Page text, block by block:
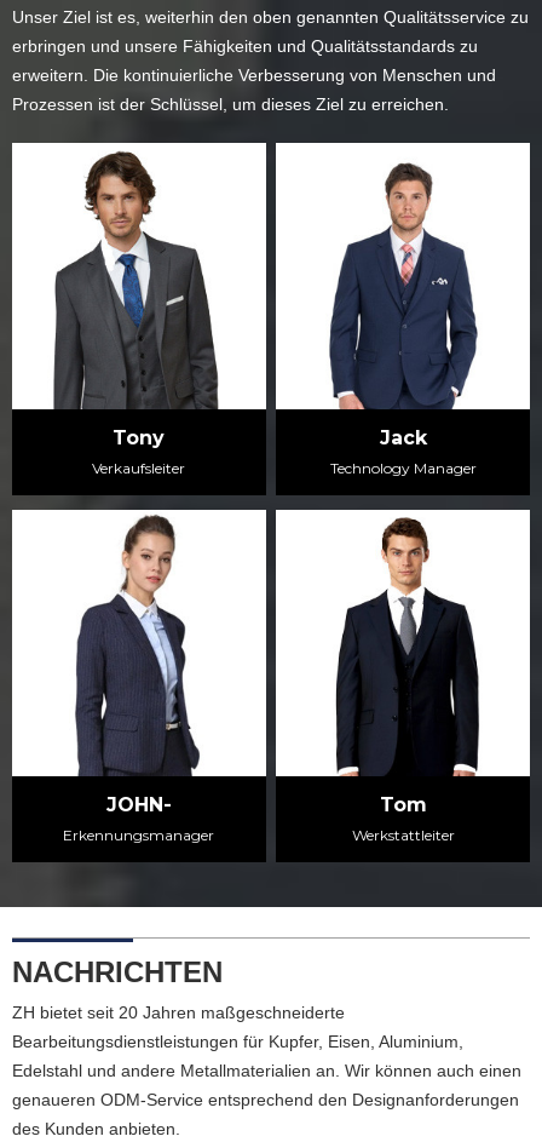
Unser Ziel ist es, weiterhin den oben genannten Qualitätsservice zu
erbringen und unsere Fähigkeiten und Qualitätsstandards zu
erweitern. Die kontinuierliche Verbesserung von Menschen und
Prozessen ist der Schlüssel, um dieses Ziel zu erreichen.
Tony
Verkaufsleiter
Jack
Technology Manager
JOHN-
Erkennungsmanager
Tom
Werkstattleiter
NACHRICHTEN
ZH bietet seit 20 Jahren maßgeschneiderte
Bearbeitungsdienstleistungen für Kupfer, Eisen, Aluminium,
Edelstahl und andere Metallmaterialien an. Wir können auch einen
genaueren ODM-Service entsprechend den Designanforderungen
des Kunden anbieten.